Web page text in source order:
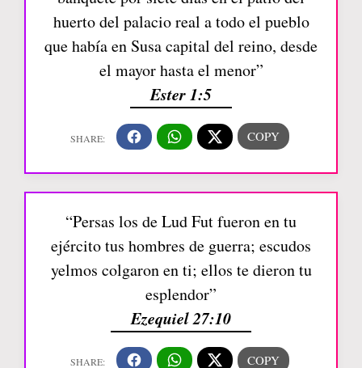
huerto del palacio real a todo el pueblo
que había en Susa capital del reino, desde
el mayor hasta el menor”
Ester 1:5
“Persas los de Lud Fut fueron en tu
ejército tus hombres de guerra; escudos
yelmos colgaron en ti; ellos te dieron tu
esplendor”
Ezequiel 27:10